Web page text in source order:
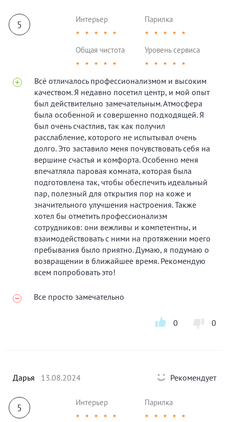
5 Интерьер
★ ★ ★ ★ ★
Парилка
★ ★ ★ ★ ★
Общая чистота
★ ★ ★ ★ ★
Уровень сервиса
★ ★ ★ ★ ★
Всё отличалось профессионализмом и высоким
качеством. Я недавно посетил центр, и мой опыт
был действительно замечательным. Атмосфера
была особенной и совершенно подходящей. Я
был очень счастлив, так как получил
расслабление, которого не испытывал очень
долго. Это заставило меня почувствовать себя на
вершине счастья и комфорта. Особенно меня
впечатляла паровая комната, которая была
подготовлена так, чтобы обеспечить идеальный
пар, полезный для открытия пор на коже и
значительного улучшения настроения. Также
хотел бы отметить профессионализм
сотрудников: они вежливы и компетентны, и
взаимодействовать с ними на протяжении моего
пребывания было приятно. Думаю, я подумаю о
возвращении в ближайшее время. Рекомендую
всем попробовать это!
Все просто замечательно
0 0
Дарья 13.08.2024 Рекомендует
5 Интерьер
★ ★ ★ ★ ★
Парилка
★ ★ ★ ★ ★